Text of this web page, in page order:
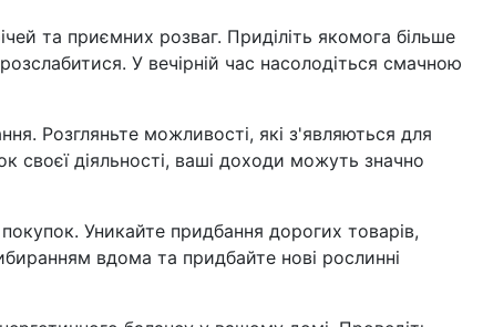
та приємних розваг. Приділіть якомога більше
У вечірній час насолодіться смачною
Розгляньте можливості, які з'являються для
своєї діяльності, ваші доходи можуть значно
Уникайте придбання дорогих товарів,
вдома та придбайте нові рослинні